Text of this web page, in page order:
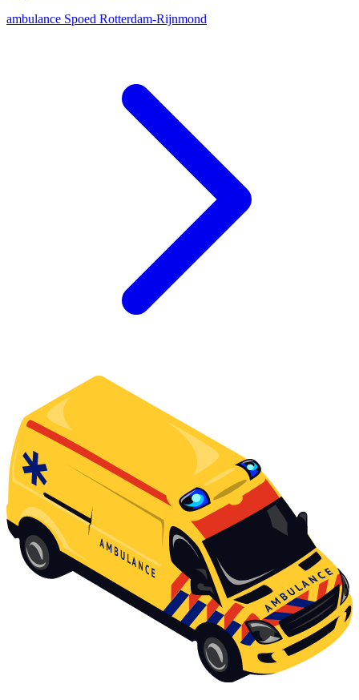
ambulance Spoed Rotterdam-Rijnmond